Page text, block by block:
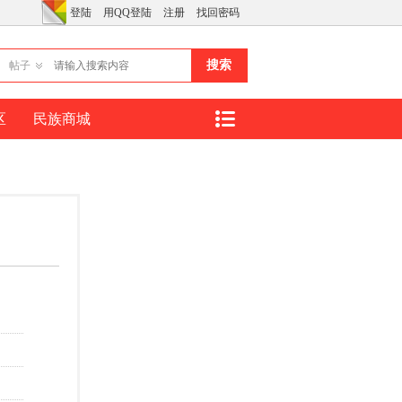
登陆 用QQ登陆 注册 找回密码
帖子 搜索
民族商城